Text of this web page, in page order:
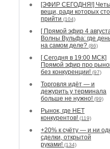
[ЭФИР СЕГОДНЯ!]
вещи, ради которых
прийти (104)
[ Прямой эфир 4
Волны Вульфа: где
на самом деле? (86)
[ Сегодня в 19:00 МСК]
Прямой эфир про
без конкуренции! (97)
Торговля идёт — и
дежурить у терминала
больше не нужно! (99)
Рынок, где НЕТ
конкурентов! (119)
+20% к счёту — и ни
сделки, открытой
руками! (134)